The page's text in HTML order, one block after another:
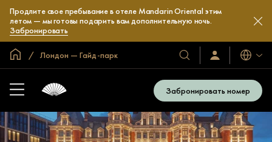
Продлите свое пребывание в отеле Mandarin Oriental этим
летом — мы готовы подарить вам дополнительную ночь.
Забронировать
ГлавнаяЛондон — Гайд-парк
Наши
отели
курорты
Войти/
Языки
Забронировать номер